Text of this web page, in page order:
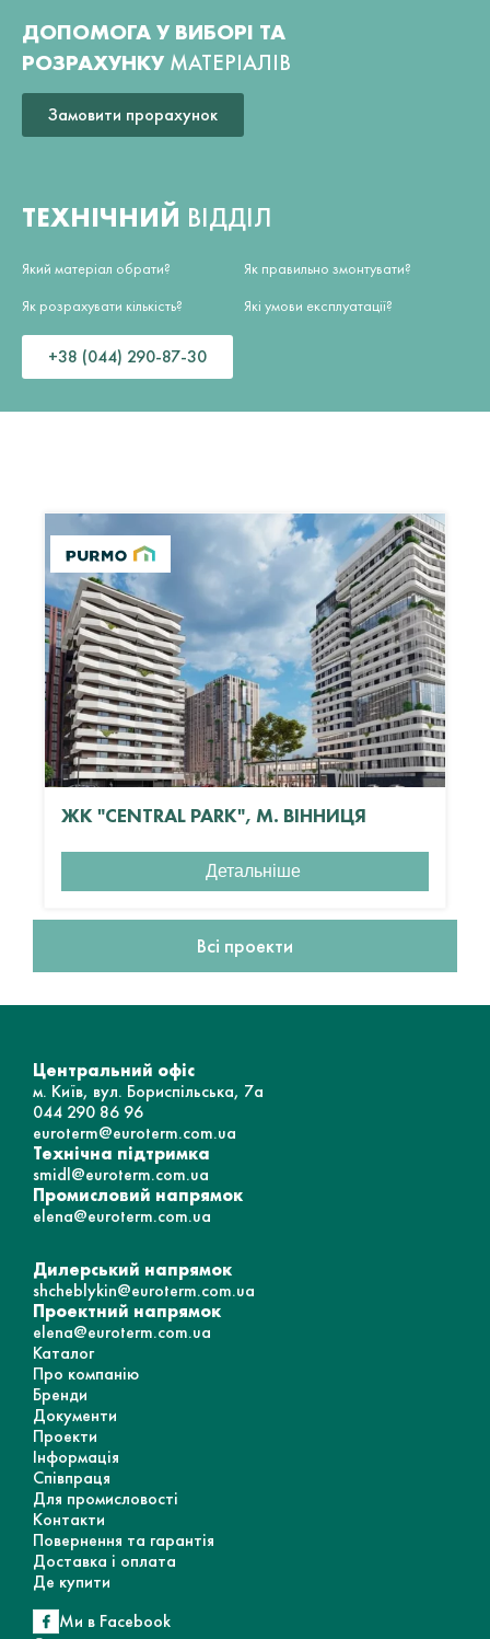
ДОПОМОГА У ВИБОРІ ТА
РОЗРАХУНКУ МАТЕРІАЛІВ
Замовити прорахунок
ТЕХНІЧНИЙ ВІДДІЛ
Який матеріал обрати?
Як розрахувати кількість?
Як правильно змонтувати?
Які умови експлуатації?
+38 (044) 290-87-30
ЖК "CENTRAL PARK", М. ВІННИЦЯ
Детальніше
Всі проекти
Центральний офіс
м. Київ, вул. Бориспільська, 7а
044 290 86 96
euroterm@euroterm.com.ua
Технічна підтримка
smidl@euroterm.com.ua
Промисловий напрямок
elena@euroterm.com.ua
Дилерський напрямок
shcheblykin@euroterm.com.ua
Проектний напрямок
elena@euroterm.com.ua
Каталог
Про компанію
Бренди
Документи
Проекти
Інформація
Співпраця
Для промисловості
Контакти
Повернення та гарантія
Доставка і оплата
Де купити
Ми в Facebook